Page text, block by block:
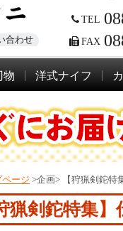
合わせ
TEL
FAX
物 洋式ナイフ
ページ >企画> 【狩猟剣鉈
猟剣鉈特集】